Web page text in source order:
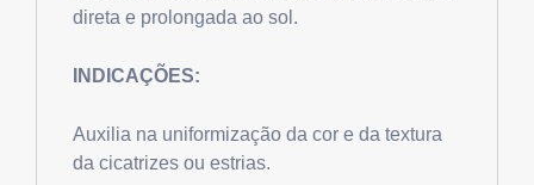
direta e prolongada ao sol.
INDICAÇÕES:
Auxilia na uniformização da cor e da textura
da cicatrizes ou estrias.